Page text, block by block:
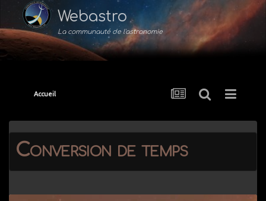
Webastro
La communauté de l'astronomie
Accueil
Conversion de temps